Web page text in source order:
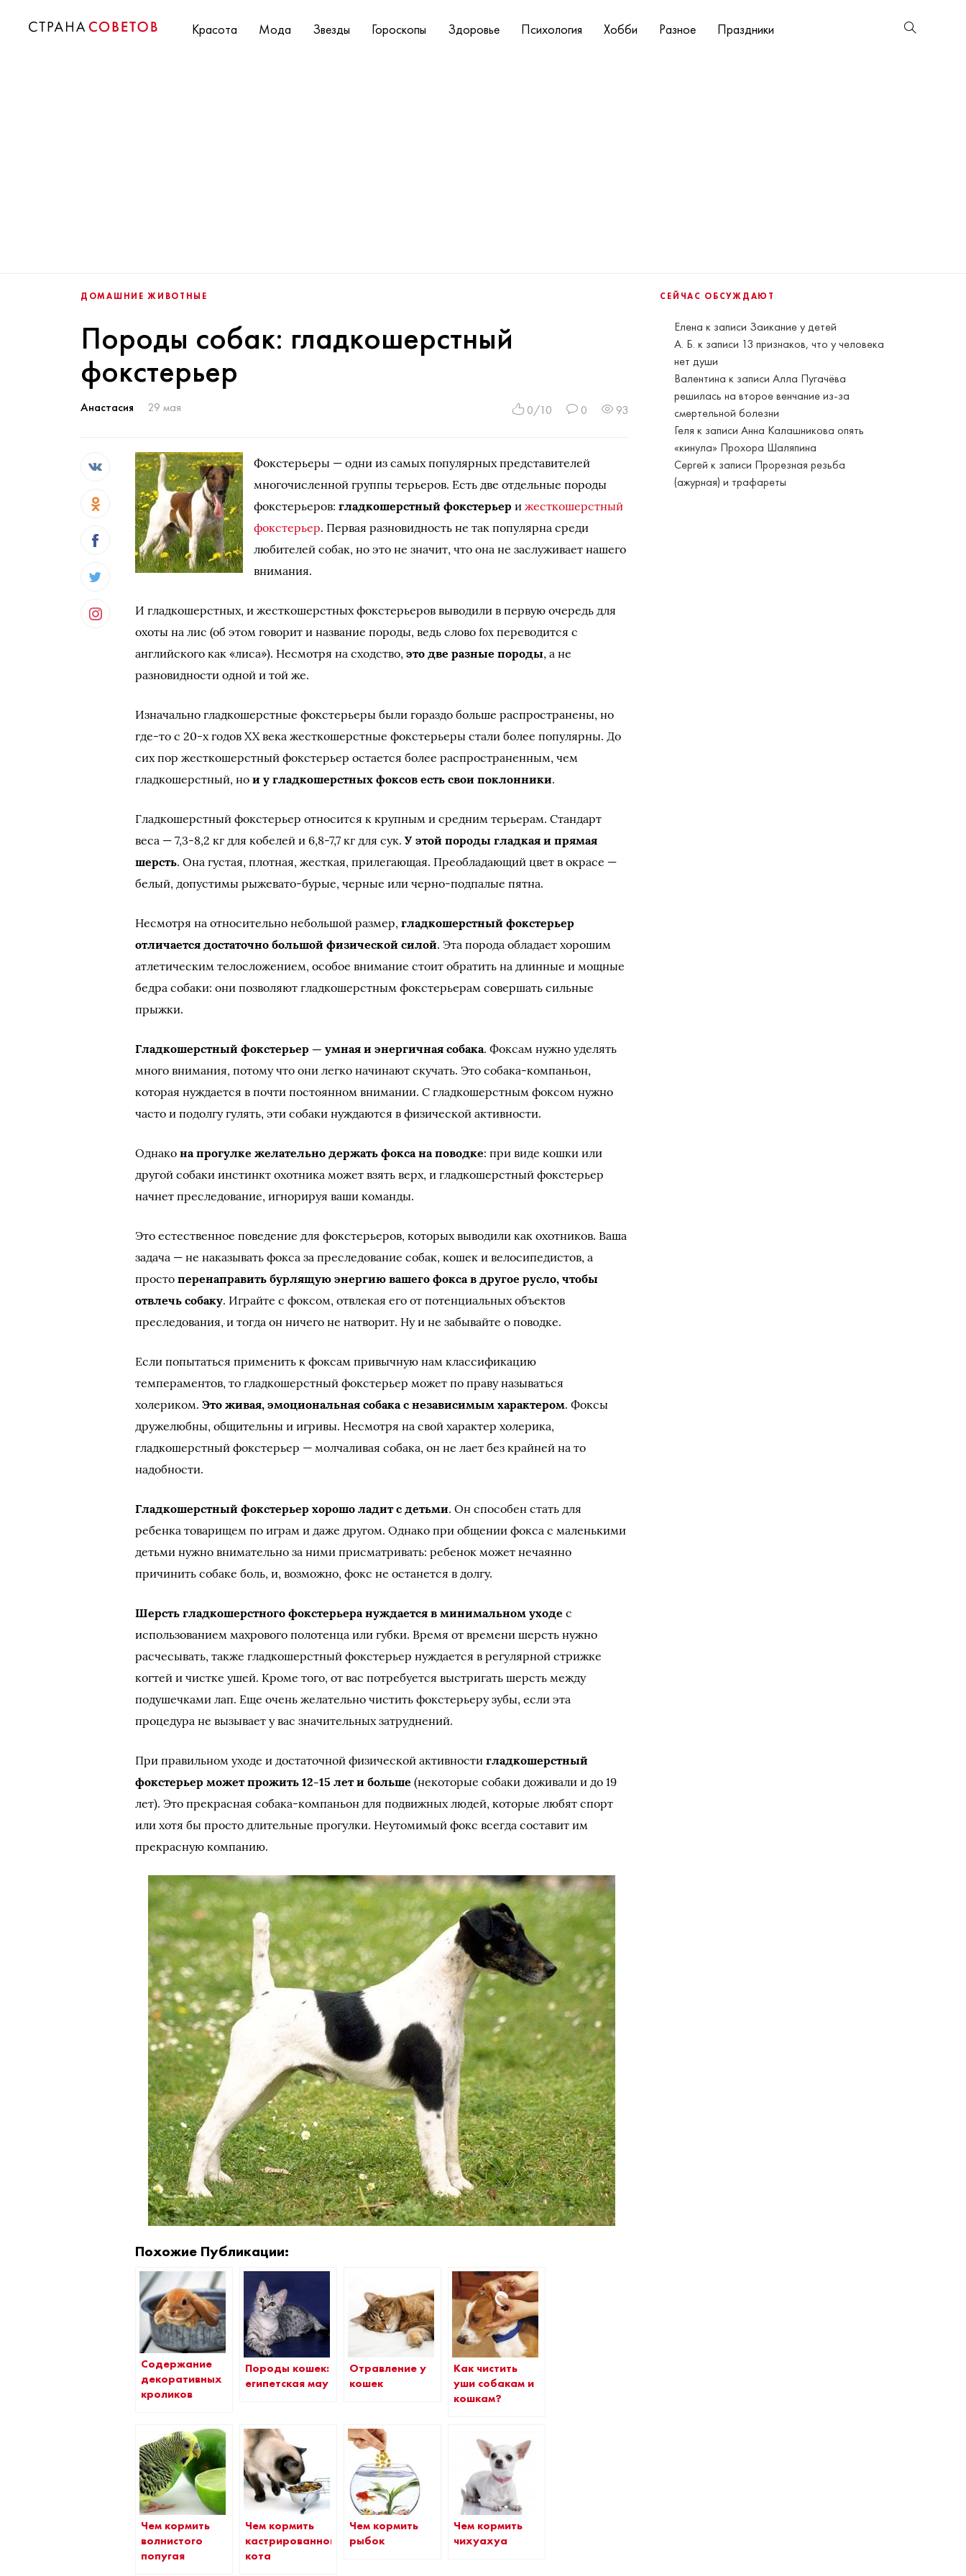
Красота Мода Звезды Гороскопы Здоровье Психология Хобби Разное Праздники
СЕЙЧАС ОБСУЖДАЮТ
Елена к записи Заикание у детей
А. Б. к записи 13 признаков, что у человека
нет души
Валентина к записиАлла Пугачёва
решилась на второе венчание из-за
смертельной болезни
Геля к записиАнна Калашникова опять
«кинула» Прохора Шаляпина
Сергей к записи Прорезная резьба
(ажурная) и трафареты
ДОМАШНИЕ ЖИВОТНЫЕ
Породы собак: гладкошерстный
фокстерьер
Анастасия 29 мая 0/10 0 93
Фокстерьеры — одни из самых популярных представителей
многочисленной группы терьеров. Есть две отдельные породы
фокстерьеров:гладкошерстный фокстерьер ижесткошерстный
фокстерьер. Первая разновидность не так популярна среди
любителей собак, но это не значит, что она не заслуживает нашего
внимания.
И гладкошерстных, и жесткошерстных фокстерьеров выводили в первую очередь для
охоты на лис (об этом говорит и название породы, ведь словоfox переводится с
английского как «лиса»). Несмотря на сходство,это две разные породы, а не
разновидности одной и той же.
Изначально гладкошерстные фокстерьеры были гораздо больше распространены, но
где-то с 20-х годов XX века жесткошерстные фокстерьеры стали более популярны. До
сих пор жесткошерстный фокстерьер остается более распространенным, чем
гладкошерстный, нои у гладкошерстных фоксов есть свои поклонники.
Гладкошерстный фокстерьер относится к крупным и средним терьерам. Стандарт
веса — 7,3-8,2 кг для кобелей и 6,8-7,7 кг для сук.У этой породы гладкая и прямая
шерсть. Она густая, плотная, жесткая, прилегающая. Преобладающий цвет в окрасе —
белый, допустимы рыжевато-бурые, черные или черно-подпалые пятна.
Несмотря на относительно небольшой размер,гладкошерстный фокстерьер
отличается достаточно большой физической силой. Эта порода обладает хорошим
атлетическим телосложением, особое внимание стоит обратить на длинные и мощные
бедра собаки: они позволяют гладкошерстным фокстерьерам совершать сильные
прыжки.
Гладкошерстный фокстерьер — умная и энергичная собака. Фоксам нужно уделять
много внимания, потому что они легко начинают скучать. Это собака-компаньон,
которая нуждается в почти постоянном внимании. С гладкошерстным фоксом нужно
часто и подолгу гулять, эти собаки нуждаются в физической активности.
Однакона прогулке желательно держать фокса на поводке: при виде кошки или
другой собаки инстинкт охотника может взять верх, и гладкошерстный фокстерьер
начнет преследование, игнорируя ваши команды.
Это естественное поведение для фокстерьеров, которых выводили как охотников. Ваша
задача — не наказывать фокса за преследование собак, кошек и велосипедистов, а
простоперенаправить бурлящую энергию вашего фокса в другое русло, чтобы
отвлечь собаку. Играйте с фоксом, отвлекая его от потенциальных объектов
преследования, и тогда он ничего не натворит. Ну и не забывайте о поводке.
Если попытаться применить к фоксам привычную нам классификацию
темпераментов, то гладкошерстный фокстерьер может по праву называться
холериком.Это живая, эмоциональная собака с независимым характером. Фоксы
дружелюбны, общительны и игривы. Несмотря на свой характер холерика,
гладкошерстный фокстерьер — молчаливая собака, он не лает без крайней на то
надобности.
Гладкошерстный фокстерьер хорошо ладит с детьми. Он способен стать для
ребенка товарищем по играм и даже другом. Однако при общении фокса с маленькими
детьми нужно внимательно за ними присматривать: ребенок может нечаянно
причинить собаке боль, и, возможно, фокс не останется в долгу.
Шерсть гладкошерстного фокстерьера нуждается в минимальном уходе с
использованием махрового полотенца или губки. Время от времени шерсть нужно
расчесывать, также гладкошерстный фокстерьер нуждается в регулярной стрижке
когтей и чистке ушей. Кроме того, от вас потребуется выстригать шерсть между
подушечками лап. Еще очень желательно чистить фокстерьеру зубы, если эта
процедура не вызывает у вас значительных затруднений.
При правильном уходе и достаточной физической активностигладкошерстный
фокстерьер может прожить 12-15 лет и больше (некоторые собаки доживали и до 19
лет). Это прекрасная собака-компаньон для подвижных людей, которые любят спорт
или хотя бы просто длительные прогулки. Неутомимый фокс всегда составит им
прекрасную компанию.
Похожие Публикации:
Содержание
декоративных
кроликов
Породы кошек:
египетская мау
Отравление у
кошек
Как чистить
уши собакам и
кошкам?
Чем кормить
волнистого
попугая
Чем кормить
кастрированного
кота
Чем кормить
рыбок
Чем кормить
чихуахуа